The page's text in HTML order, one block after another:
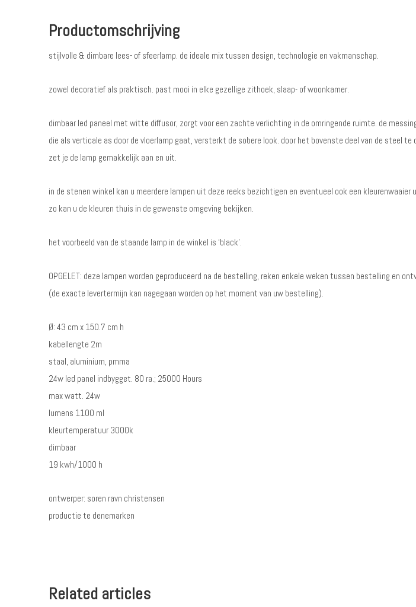
Productomschrijving
stijlvolle & dimbare lees- of sfeerlamp. de ideale mix tussen design, technologie en vakmanschap.
zowel decoratief als praktisch. past mooi in elke gezellige zithoek, slaap- of woonkamer.
dimbaar led paneel met witte diffusor, zorgt voor een zachte verlichting in de omringende ruimte. de
die als verticale as door de vloerlamp gaat, versterkt de sobere look. door het bovenste deel van de steel te
zet je de lamp gemakkelijk aan en uit.
in de stenen winkel kan u meerdere lampen uit deze reeks bezichtigen en eventueel ook een kleurenwaaier
zo kan u de kleuren thuis in de gewenste omgeving bekijken.
het voorbeeld van de staande lamp in de winkel is ‘black’.
OPGELET: deze lampen worden geproduceerd na de bestelling, reken enkele weken tussen bestelling en
(de exacte levertermijn kan nagegaan worden op het moment van uw bestelling).
Ø: 43 cm x 150.7 cm h
kabellengte 2m
staal, aluminium, pmma
24w led panel indbygget. 80 ra.; 25000 Hours
max watt. 24w
lumens 1100 ml
kleurtemperatuur 3000k
dimbaar
19 kwh/1000 h
ontwerper: soren ravn christensen
productie te denemarken
Related articles